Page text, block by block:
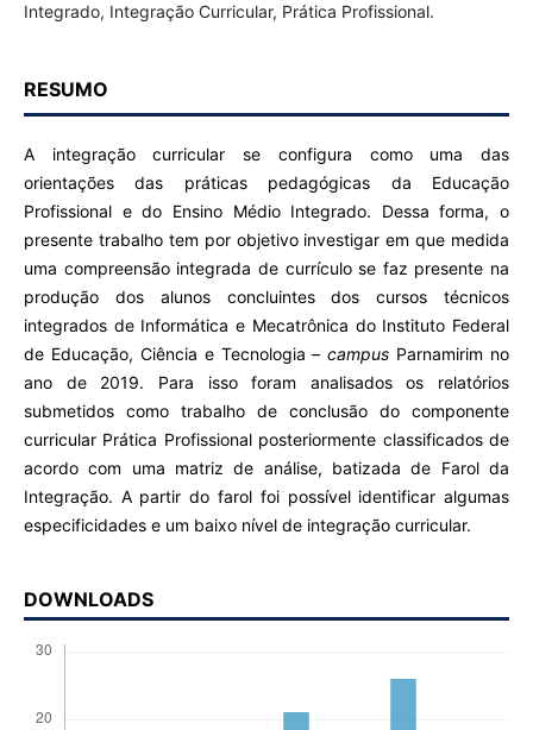
Integrado, Integração Curricular, Prática Profissional.
RESUMO
A integração curricular se configura como uma das
orientações das práticas pedagógicas da Educação
Profissional e do Ensino Médio Integrado. Dessa forma, o
presente trabalho tem por objetivo investigar em que medida
uma compreensão integrada de currículo se faz presente na
produção dos alunos concluintes dos cursos técnicos
integrados de Informática e Mecatrônica do Instituto Federal
de Educação, Ciência e Tecnologia –campus Parnamirim no
ano de 2019. Para isso foram analisados os relatórios
submetidos como trabalho de conclusão do componente
curricular Prática Profissional posteriormente classificados de
acordo com uma matriz de análise, batizada de Farol da
Integração. A partir do farol foi possível identificar algumas
especificidades e um baixo nível de integração curricular.
DOWNLOADS